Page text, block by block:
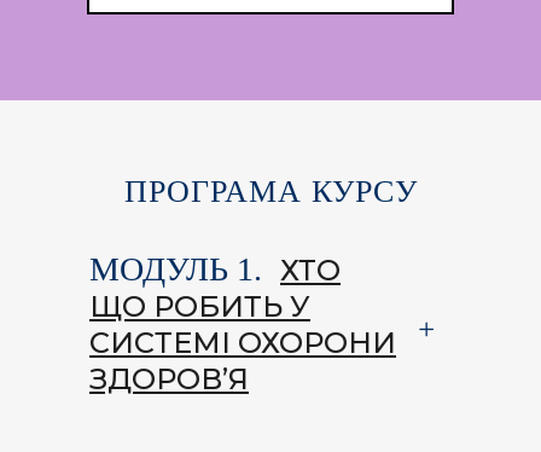
ПРОГРАМА КУРСУ
МОДУЛЬ 1. ХТО
ЩО РОБИТЬ У
СИСТЕМІ ОХОРОНИ
ЗДОРОВ’Я